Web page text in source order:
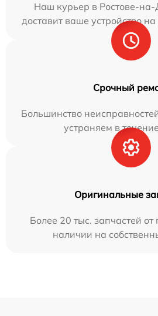
Наш курьер в Ростове-на-
доставит ваше устройство
Срочный
Большинство
устраняем в
Оригинальные
Более 20 тыс. запчастей от
наличии на